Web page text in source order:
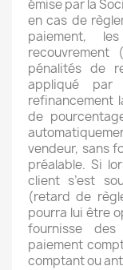
émise par la
en cas de
paiement,
pénalités de
appliqué
refinancement
de
vendeur, sans
préalable. Si
client s’est
(retard de
pourra lui être
fournisse
paiement
comptant ou